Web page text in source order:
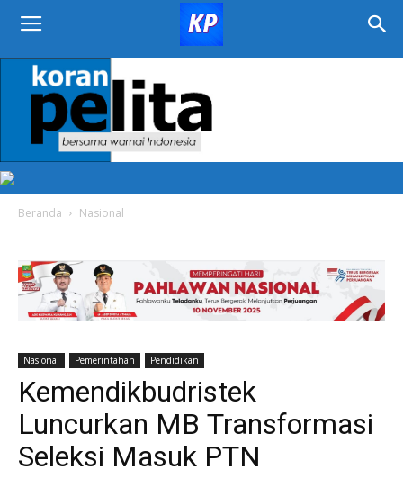
KORAN
PELITA
Beranda Nasional
Nasional Pemerintahan Pendidikan
Kemendikbudristek
Luncurkan MB Transformasi
Seleksi Masuk PTN